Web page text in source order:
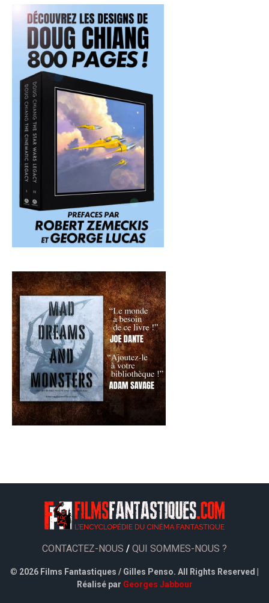
CONTACTEZ-NOUS / QUI SOMMES-NOUS ?
© 2026 Films Fantastiques / Gilles Penso. All Rights Reserved |
Réalisé par Georges Jabbour